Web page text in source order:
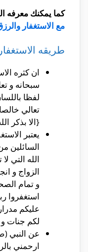
كما يمكنك معرفه
مع الاستغفار
طريقه
ان كثره
سبحانه و
لفظا
تعالي
{الا بذكر
يعتبر
السائلين
الله التي
الزواج و
و تمام
استغفروا
عليكم
لكم جنات
عن النبي
ارحمني